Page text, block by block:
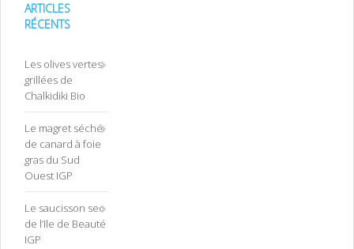
ARTICLES
RÉCENTS
Les olives vertes
grillées de
Chalkidiki Bio
Le magret séché
de canard à foie
gras du Sud
Ouest IGP
Le saucisson sec
de l’Ile de Beauté
IGP